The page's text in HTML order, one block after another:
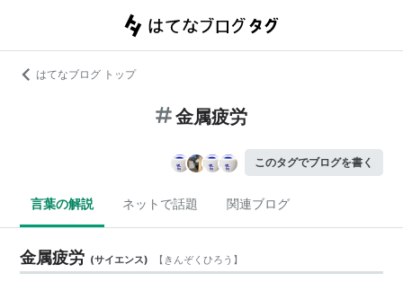
はてなブログ トップ
金属疲労
このタグでブログを書く
言葉の解説 ネットで話題 関連ブログ
金属疲労 (サイエンス) 【きんぞくひろう 】